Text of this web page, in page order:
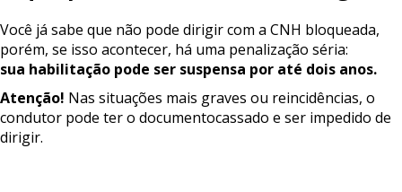
Você já sabe que não pode dirigir com a CNH bloqueada,
porém, se isso acontecer, há uma penalização séria:
sua habilitação pode ser suspensa por até dois anos.
Atenção! Nas situações mais graves ou reincidências, o
condutor pode ter o documentocassado e ser impedido de
dirigir.